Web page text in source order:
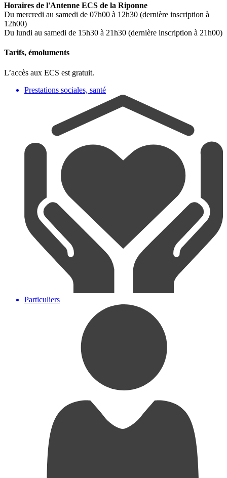
Horaires de l'Antenne ECS de la Riponne
Du mercredi au samedi de 07h00 à 12h30 (dernière inscription à
12h00)
Du lundi au samedi de 15h30 à 21h30 (dernière inscription à 21h00)
Tarifs, émoluments
L’accès aux ECS est gratuit.
Prestations sociales, santé
Particuliers